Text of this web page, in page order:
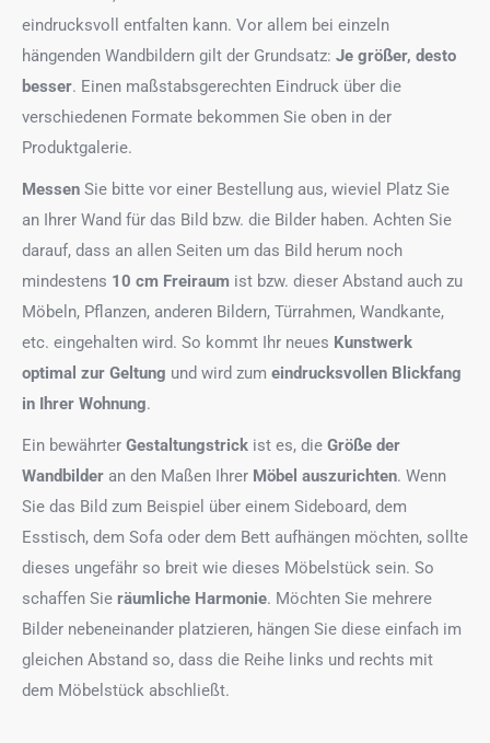
eindrucksvoll entfalten kann. Vor allem bei einzeln
hängenden Wandbildern gilt der Grundsatz: Je größer, desto
besser. Einen maßstabsgerechten Eindruck über die
verschiedenen Formate bekommen Sie oben in der
Produktgalerie.
Messen Sie bitte vor einer Bestellung aus, wieviel Platz Sie
an Ihrer Wand für das Bild bzw. die Bilder haben. Achten Sie
darauf, dass an allen Seiten um das Bild herum noch
mindestens 10 cm Freiraum ist bzw. dieser Abstand auch zu
Möbeln, Pflanzen, anderen Bildern, Türrahmen, Wandkante,
etc. eingehalten wird. So kommt Ihr neues Kunstwerk
optimal zur Geltung und wird zum eindrucksvollen Blickfang
in Ihrer Wohnung.
Ein bewährter Gestaltungstrick ist es, die Größe der
Wandbilder an den Maßen Ihrer Möbel auszurichten. Wenn
Sie das Bild zum Beispiel über einem Sideboard, dem
Esstisch, dem Sofa oder dem Bett aufhängen möchten, sollte
dieses ungefähr so breit wie dieses Möbelstück sein. So
schaffen Sie räumliche Harmonie. Möchten Sie mehrere
Bilder nebeneinander platzieren, hängen Sie diese einfach im
gleichen Abstand so, dass die Reihe links und rechts mit
dem Möbelstück abschließt.